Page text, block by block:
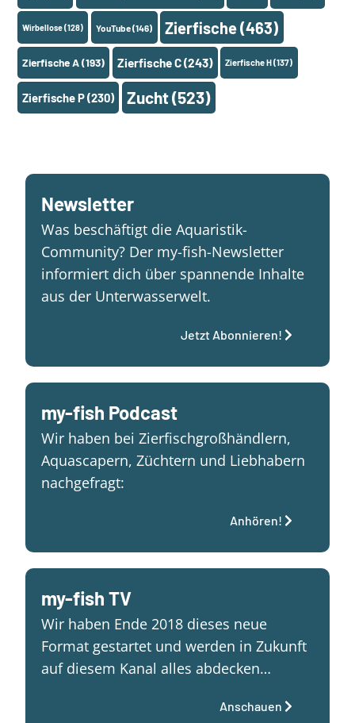
Wirbellose(128) YouTube(146) Zierfische(463)
Zierfische A(193) Zierfische C(243) Zierfische H(137)
Zierfische P(230) Zucht(523)
Newsletter
Was beschäftigt die Aquaristik-
Community? Der my-fish-Newsletter
informiert dich über spannende Inhalte
aus der Unterwasserwelt.
Jetzt Abonnieren!
my-fish Podcast
Wir haben bei Zierfischgroßhändlern,
Aquascapern, Züchtern und Liebhabern
nachgefragt:
Anhören!
my-fish TV
Wir haben Ende 2018 dieses neue
Format gestartet und werden in Zukunft
auf diesem Kanal alles abdecken…
Anschauen